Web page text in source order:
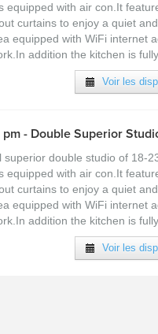
equipped with air con.It
curtains to enjoy a quiet
equipped with WiFi internet
addition the kitchen is
Voir les
pm - Double Superior
double studio of 18-
equipped with air con.It
curtains to enjoy a quiet
equipped with WiFi internet
addition the kitchen is
Voir les